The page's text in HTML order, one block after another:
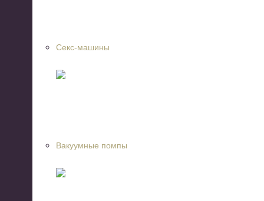
Секс-машины
Вакуумные помпы